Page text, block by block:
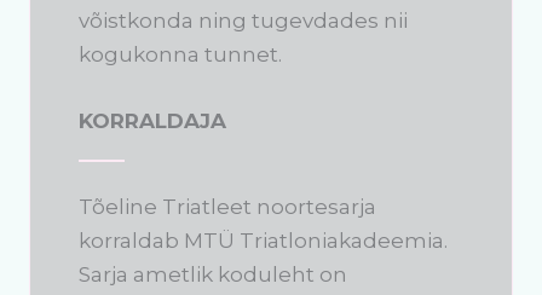
võistkonda ning tugevdades nii
kogukonna tunnet.
KORRALDAJA
Tõeline Triatleet noortesarja
korraldab MTÜ Triatloniakadeemia.
Sarja ametlik koduleht on